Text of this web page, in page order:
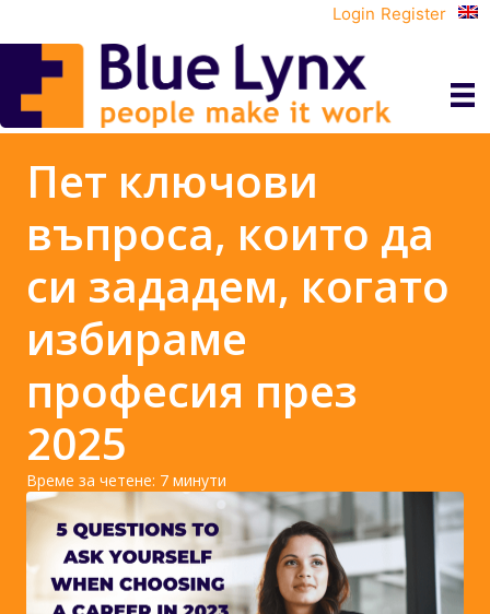
Login Register
Пет ключови
въпроса, които да
си зададем, когато
избираме
професия през
2025
Време за четене: 7 минути